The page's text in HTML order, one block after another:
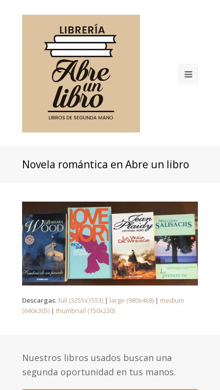
Open
Novela romántica en Abre un libro
Descargas: full (3255x1553)| large (980x468)| medium
(640x305)| thumbnail (150x230)
Nuestros libros usados buscan una
segunda oportunidad en tus manos.